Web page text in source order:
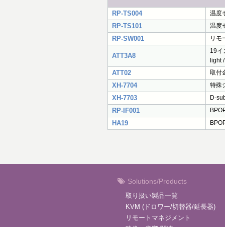
RP-TS004 温度
RP-TS101 温度
RP-SW001 リモ
ATT3A8
19イ
light
ATT02 取付
XH-7704 特殊
XH-7703 D-
RP-IF001
HA19
Solutions/Products
取り扱い製品一覧
KVM (ドロワー/切替器/延長器)
リモートマネジメント